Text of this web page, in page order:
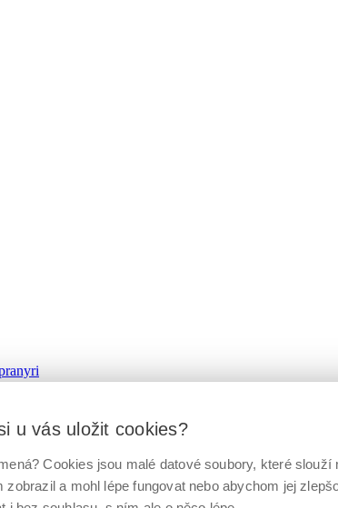
u vás uložit cookies?
Cookies jsou malé datové soubory, které
zobrazil a mohl lépe fungovat nebo abychom jej